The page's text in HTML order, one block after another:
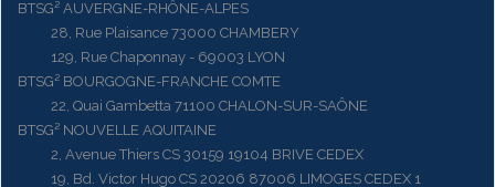
BTSG² AUVERGNE-RHÔNE-ALPES
28, Rue Plaisance 73000 CHAMBERY
129, Rue Chaponnay - 69003 LYON
BTSG² BOURGOGNE-FRANCHE COMTE
22, Quai Gambetta 71100 CHALON-SUR-SAÔNE
BTSG² NOUVELLE AQUITAINE
2, Avenue Thiers CS 30159 19104 BRIVE CEDEX
19, Bd. Victor Hugo CS 20206 87006 LIMOGES CEDEX 1